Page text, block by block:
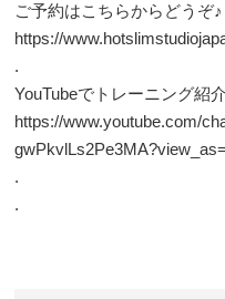
ご予約はこちらからどうぞ♪
https://
.
YouTubeでトレーニング紹
https://www.youtube.com/
.
.